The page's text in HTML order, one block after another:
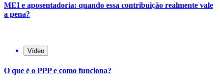
MEI e aposentadoria: quando essa contribuição realmente vale
a pena?
Vídeo
O que é o PPP e como funciona?